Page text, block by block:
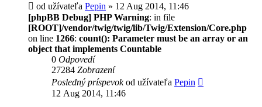
od užívateľa Pepin » 12 Aug 2014, 11:46
[phpBB Debug] PHP Warning: in file
[ROOT]/vendor/twig/twig/lib/Twig/Extension/Core.php
on line 1266: count(): Parameter must be an array or an
object that implements Countable
0 Odpovedí
27284 Zobrazení
Posledný príspevokod užívateľa Pepin
12 Aug 2014, 11:46